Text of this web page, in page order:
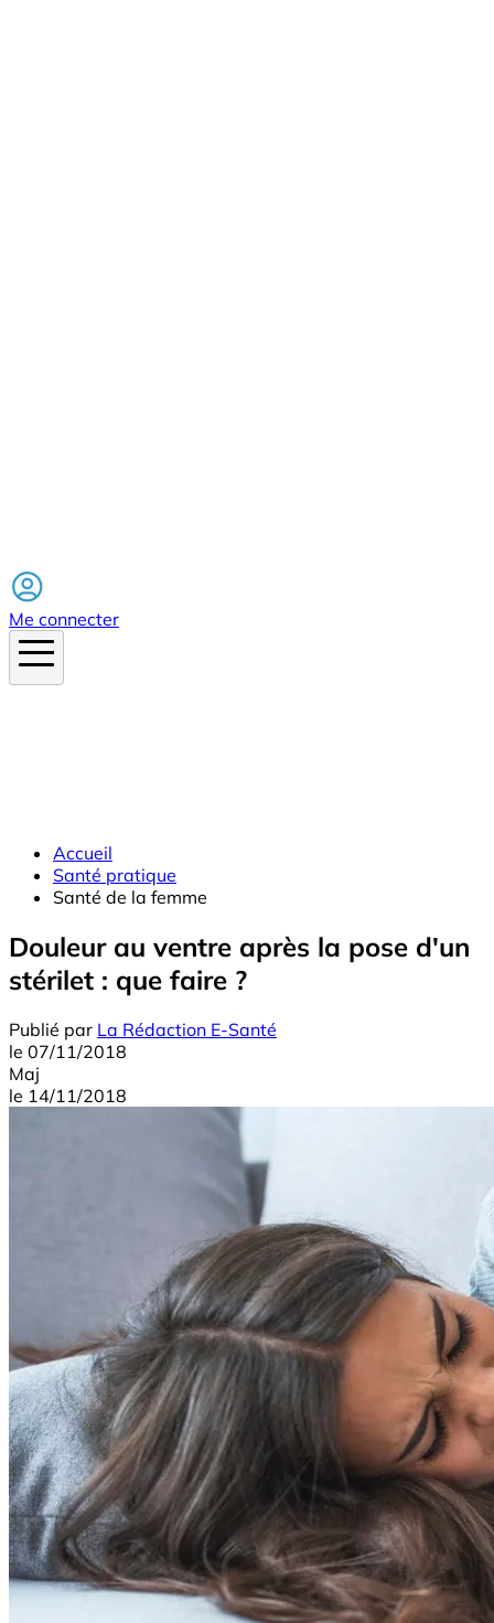
Me connecter
Accueil
Santé pratique
Santé de la femme
Douleur au ventre après la pose d'un
stérilet : que faire ?
Publié par La Rédaction E-Santé
le 07/11/2018
Maj
le 14/11/2018